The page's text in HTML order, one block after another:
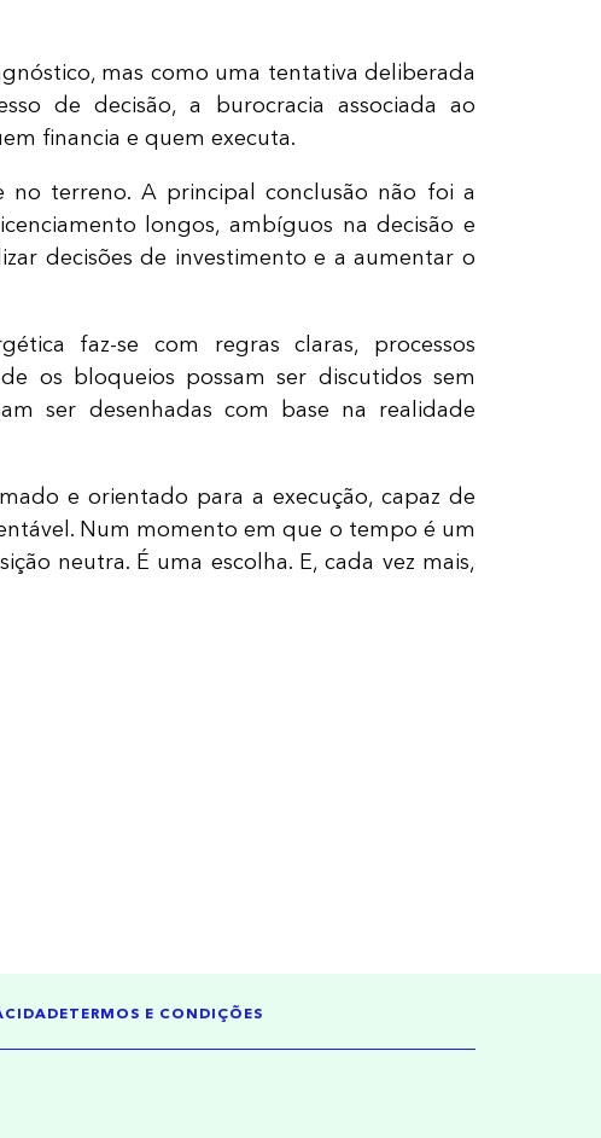
mas como uma tentativa deliberada
de decisão, a burocracia associada ao
financia e quem executa.
terreno. A principal conclusão não foi a
longos, ambíguos na decisão e
decisões de investimento e a aumentar o
faz-se com regras claras, processos
os bloqueios possam ser discutidos sem
ser desenhadas com base na realidade
e orientado para a execução, capaz de
Num momento em que o tempo é um
neutra. É uma escolha. E, cada vez mais,
TERMOS E CONDIÇÕES